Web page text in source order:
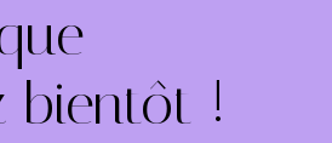
–
bientôt !